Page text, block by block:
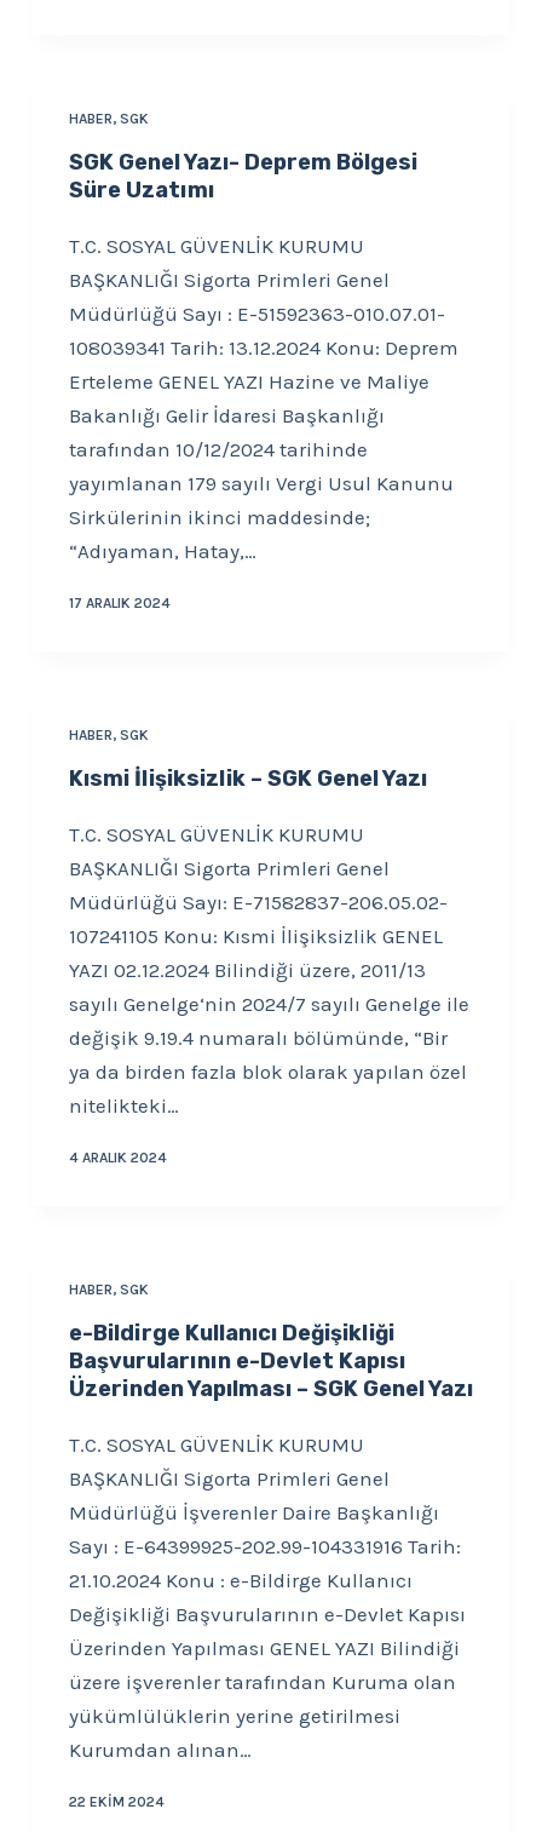
HABER, SGK
SGK Genel Yazı- Deprem Bölgesi
Süre Uzatımı
T.C. SOSYAL GÜVENLİK KURUMU
BAŞKANLIĞI Sigorta Primleri Genel
Müdürlüğü Sayı : E-51592363-010.07.01-
108039341 Tarih: 13.12.2024 Konu: Deprem
Erteleme GENEL YAZI Hazine ve Maliye
Bakanlığı Gelir İdaresi Başkanlığı
tarafından 10/12/2024 tarihinde
yayımlanan 179 sayılı Vergi Usul Kanunu
Sirkülerinin ikinci maddesinde;
“Adıyaman, Hatay,…
17 ARALIK 2024
HABER, SGK
Kısmi İlişiksizlik – SGK Genel Yazı
T.C. SOSYAL GÜVENLİK KURUMU
BAŞKANLIĞI Sigorta Primleri Genel
Müdürlüğü Sayı: E-71582837-206.05.02-
107241105 Konu: Kısmi İlişiksizlik GENEL
YAZI 02.12.2024 Bilindiği üzere, 2011/13
sayılı Genelge‘nin 2024/7 sayılı Genelge ile
değişik 9.19.4 numaralı bölümünde, “Bir
ya da birden fazla blok olarak yapılan özel
nitelikteki…
4 ARALIK 2024
HABER, SGK
e-Bildirge Kullanıcı Değişikliği
Başvurularının e-Devlet Kapısı
Üzerinden Yapılması – SGK Genel Yazı
T.C. SOSYAL GÜVENLİK KURUMU
BAŞKANLIĞI Sigorta Primleri Genel
Müdürlüğü İşverenler Daire Başkanlığı
Sayı : E-64399925-202.99-104331916 Tarih:
21.10.2024 Konu : e-Bildirge Kullanıcı
Değişikliği Başvurularının e-Devlet Kapısı
Üzerinden Yapılması GENEL YAZI Bilindiği
üzere işverenler tarafından Kuruma olan
yükümlülüklerin yerine getirilmesi
Kurumdan alınan…
22 EKIM 2024